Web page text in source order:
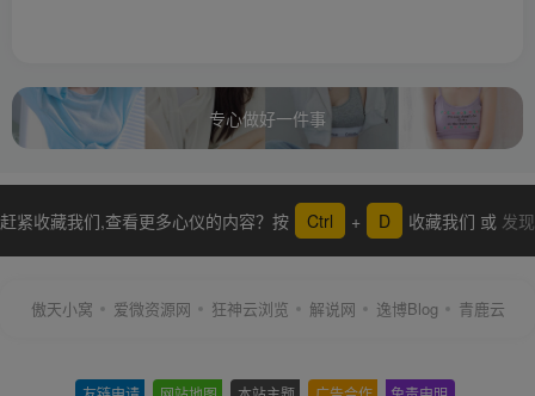
专心做好一件事
赶紧收藏我们,查看更多心仪的内容？按 Ctrl + D 收藏我们 或 发现
傲天小窝 爱微资源网 狂神云浏览 解说网 逸博Blog 青鹿云